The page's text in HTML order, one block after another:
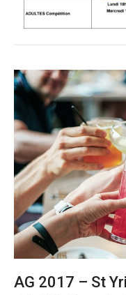
AG 2017 – St